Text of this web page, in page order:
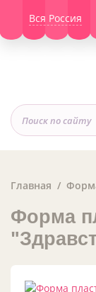
Вся Россия
Главная
Форма